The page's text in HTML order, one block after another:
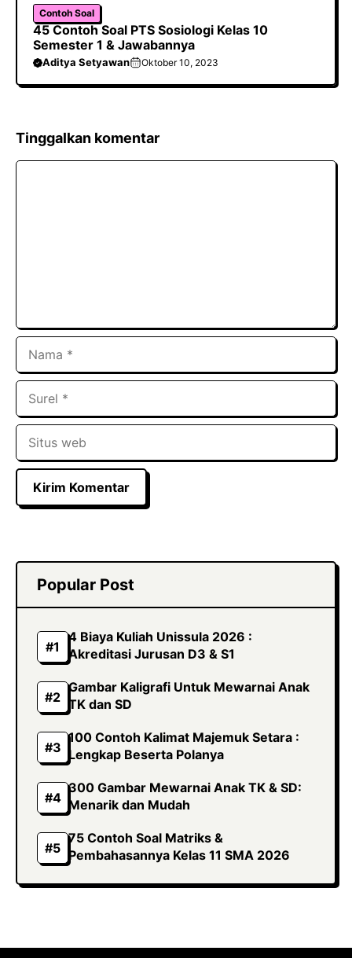
Contoh Soal
45 Contoh Soal PTS Sosiologi Kelas 10
Semester 1 & Jawabannya
Aditya Setyawan Oktober 10, 2023
Tinggalkan komentar
Komentar
Nama
Surel
Situs
web
Popular Post
4 Biaya Kuliah Unissula 2026 :
Akreditasi Jurusan D3 & S1
Gambar Kaligrafi Untuk Mewarnai Anak
TK dan SD
100 Contoh Kalimat Majemuk Setara :
Lengkap Beserta Polanya
300 Gambar Mewarnai Anak TK & SD:
Menarik dan Mudah
75 Contoh Soal Matriks &
Pembahasannya Kelas 11 SMA 2026